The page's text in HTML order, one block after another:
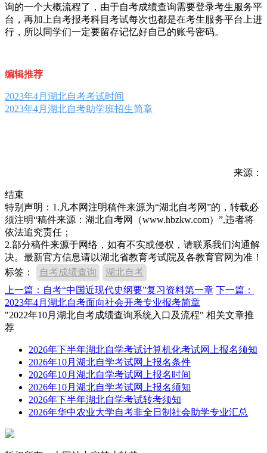
询的一个大概流程了，由于自考成绩查询需要登录考生服务平
台，再加上自考报考科目考试每次也都是在考生服务平台上进
行，所以同学们一定要留存记忆好自己的账号密码。
编辑推荐
2023年4月湖北自考考试时间
2023年4月湖北自考助学班招生简章
来源：
结束
特别声明：1.凡本网注明稿件来源为“湖北自考网”的，转载必
须注明“稿件来源：湖北自考网（www.hbzkw.com）”,违者将
依法追究责任；
2.部分稿件来源于网络，如有不实或侵权，请联系我们沟通解
决。最新官方信息请以湖北省教育考试院及各教育官网为准！
标签：
自考成绩查询
湖北自考
上一篇：自考“中国近现代史纲要”复习资料第一章 下一篇：
2023年4月湖北自考面向社会开考专业报考简章
"2022年10月湖北自考成绩查询系统入口及流程" 相关文章推
荐
2026年下半年湖北自学考试计算机化考试网上报名须知
2026年10月湖北自学考试网上报名条件
2026年10月湖北自学考试网上报名时间
2026年10月湖北自学考试网上报名须知
2026年下半年湖北自学考试转考须知
2026年华中农业大学自考非全日制社会助学专业汇总